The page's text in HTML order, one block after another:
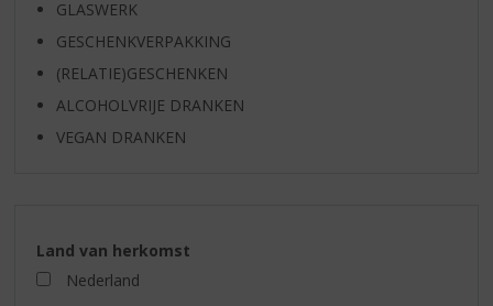
GLASWERK
GESCHENKVERPAKKING
(RELATIE)GESCHENKEN
ALCOHOLVRIJE DRANKEN
VEGAN DRANKEN
Land van herkomst
Nederland